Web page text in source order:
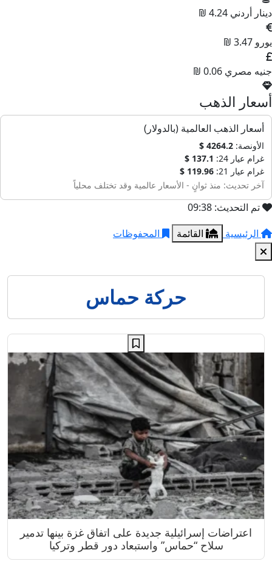
دينار أردني 4.24 ₪
يورو 3.47 ₪
جنيه مصري 0.06 ₪
أسعار الذهب
أسعار الذهب العالمية (بالدولار)
الأونصة: 4264.2 $
غرام عيار 24:
137.1 $
غرام عيار 21:
119.96 $
آخر تحديث: منذ ثوانٍ - الأسعار عالمية وقد تختلف محلياً
تم التحديث: 09:38
الرئيسية
القائمة المحفوظات
حركة حماس
اعتراضات إسرائيلية جديدة على اتفاق غزة بينها تدمير
سلاح “حماس” واستبعاد دور قطر وتركيا